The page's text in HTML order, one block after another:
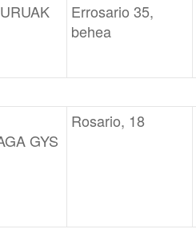
Errosario 35,
behea
GYS
Rosario, 18